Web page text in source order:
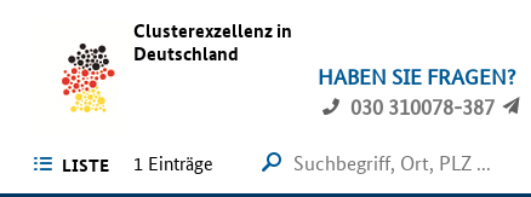
Clusterexzellenz in
Deutschland
HABEN SIE FRAGEN?
030 310078-387
LISTE 1 Einträge